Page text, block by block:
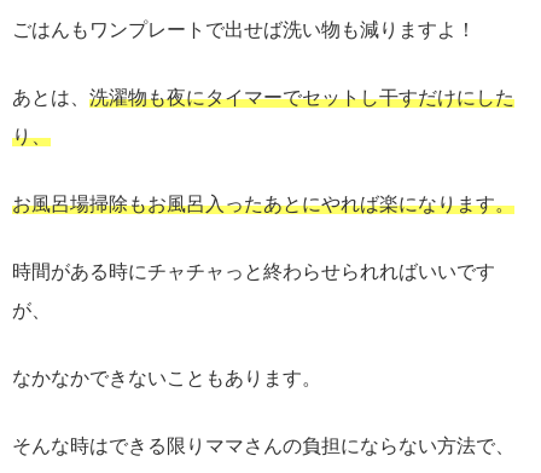
ごはんもワンプレートで出せば洗い物も減りますよ！
あとは、 洗濯物も夜にタイマーでセットし干すだけにした
り、
お風呂場掃除もお風呂入ったあとにやれば楽になります。
時間がある時にチャチャっと終わらせられればいいです
が、
なかなかできないこともあります。
そんな時はできる限りママさんの負担にならない方法で、